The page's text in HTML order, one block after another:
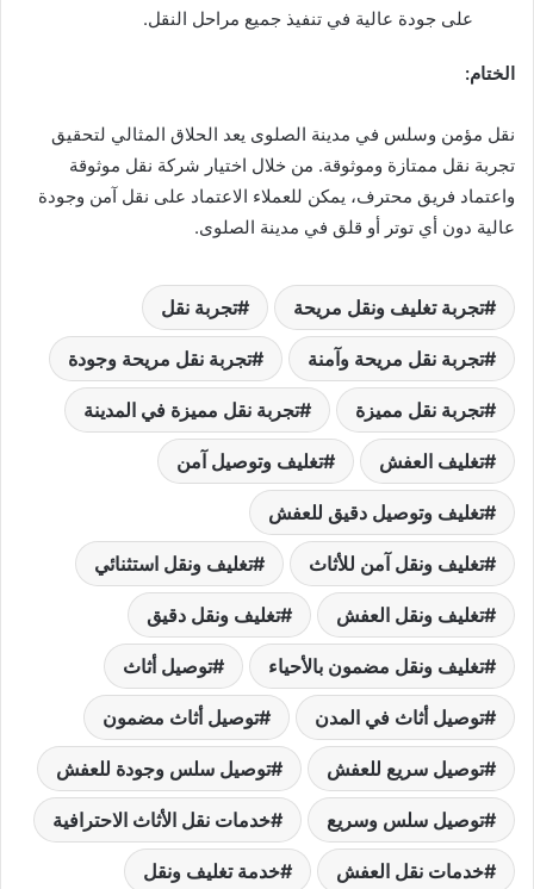
على جودة عالية في تنفيذ جميع مراحل النقل.
الختام:
نقل مؤمن وسلس في مدينة الصلوى يعد الحلاق المثالي لتحقيق
تجربة نقل ممتازة وموثوقة. من خلال اختيار شركة نقل موثوقة
واعتماد فريق محترف، يمكن للعملاء الاعتماد على نقل آمن وجودة
عالية دون أي توتر أو قلق في مدينة الصلوى.
تجربة تغليف ونقل مريحة تجربة نقل
تجربة نقل مريحة وآمنة تجربة نقل مريحة وجودة
تجربة نقل مميزة تجربة نقل مميزة في المدينة
تغليف العفش تغليف وتوصيل آمن
تغليف وتوصيل دقيق للعفش
تغليف ونقل آمن للأثاث تغليف ونقل استثنائي
تغليف ونقل العفش تغليف ونقل دقيق
تغليف ونقل مضمون بالأحياء توصيل أثاث
توصيل أثاث في المدن توصيل أثاث مضمون
توصيل سريع للعفش توصيل سلس وجودة للعفش
توصيل سلس وسريع خدمات نقل الأثاث الاحترافية
خدمات نقل العفش خدمة تغليف ونقل